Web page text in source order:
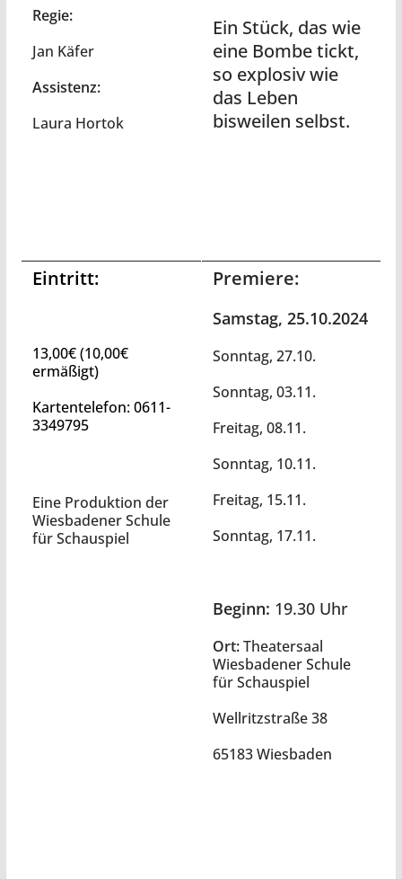
Regie:
Jan Käfer
Assistenz:
Laura Hortok
Ein Stück, das wie
eine Bombe tickt,
so explosiv wie
das Leben
bisweilen selbst.
Eintritt:
13,00€ (10,00€
ermäßigt)
Kartentelefon: 0611-
3349795
Eine Produktion der
Wiesbadener Schule
für Schauspiel
Premiere:
Samstag, 25.10.2024
Sonntag, 27.10.
Sonntag, 03.11.
Freitag, 08.11.
Sonntag, 10.11.
Freitag, 15.11.
Sonntag, 17.11.
Beginn: 19.30 Uhr
Ort:Theatersaal
Wiesbadener Schule
für Schauspiel
Wellritzstraße 38
65183 Wiesbaden